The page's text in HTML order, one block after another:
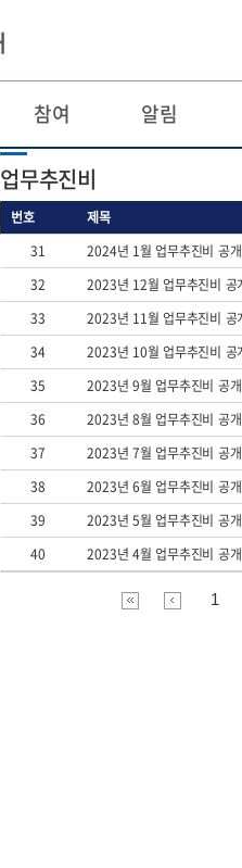
참여 알림
업무추진비
번호
제목
31
2024년 1월 업무추진비 공
32
2023년 12월 업무추진비 공
33
2023년 11월 업무추진비 공
34
2023년 10월 업무추진비 공
35
2023년 9월 업무추진비 공
36
2023년 8월 업무추진비 공
37
2023년 7월 업무추진비 공
38
2023년 6월 업무추진비 공
39
2023년 5월 업무추진비 공
40
2023년 4월 업무추진비 공
1